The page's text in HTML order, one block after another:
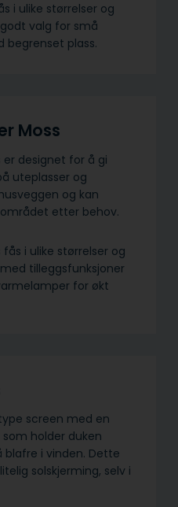
i ulike størrelser og
valg for små
begrenset plass.
Moss
er designet for å gi
uteplasser og
og kan
etter behov.
i ulike størrelser og
tilleggsfunksjoner
for økt
screen med en
som holder duken
blafre i vinden. Dette
solskjerming, selv i